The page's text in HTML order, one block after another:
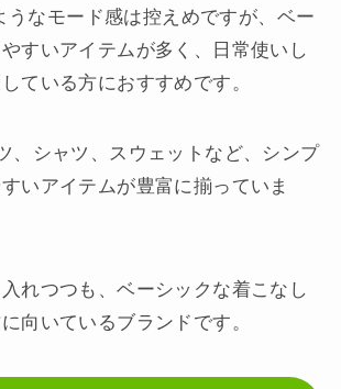
うなモード感は控えめですが、ベー
すいアイテムが多く、日常使いし
ている方におすすめです。
、シャツ、スウェットなど、シンプ
いアイテムが豊富に揃っていま
れつつも、ベーシックな着こなし
向いているブランドです。